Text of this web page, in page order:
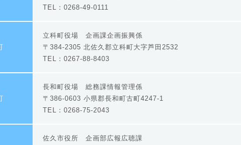
TEL：0268-49-0111
立科町役場 企画課企画振興係
〒384-2305 北佐久郡立科町大字芦田2532
TEL：0267-88-8403
長和町役場 総務課情報管理係
〒386-0603 小県郡長和町古町4247-1
TEL：0268-75-2043
佐久市役所 企画部広報広聴課